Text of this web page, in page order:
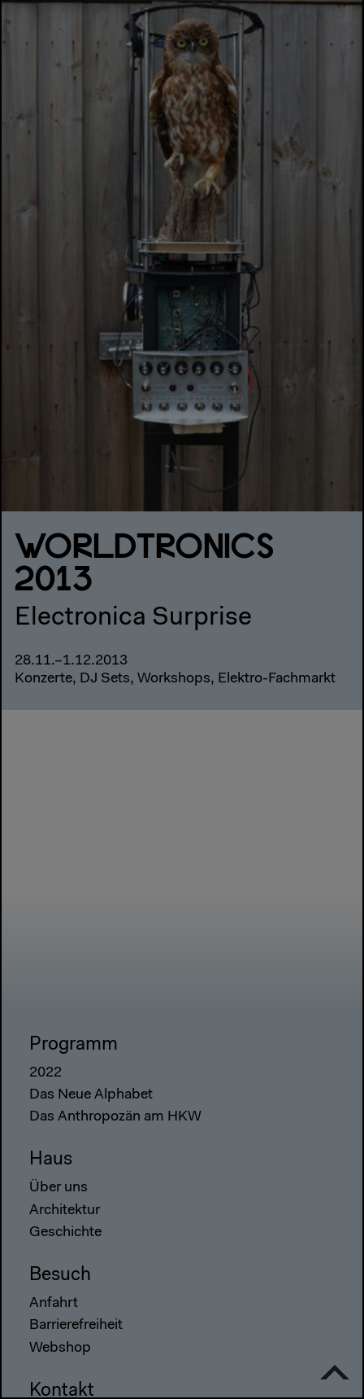
WORLDTRONICS
2013
Electronica Surprise
28.11.–1.12.2013
Konzerte, DJ Sets, Workshops, Elektro-Fachmarkt
Programm
2022
Das Neue Alphabet
Das Anthropozän am HKW
Haus
Über uns
Architektur
Geschichte
Besuch
Anfahrt
Barrierefreiheit
Webshop
Kontakt